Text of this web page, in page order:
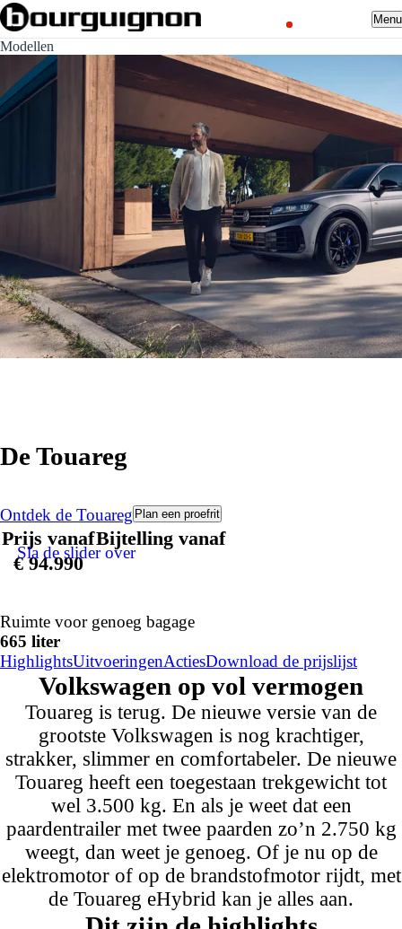
Menu
Modellen
De Touareg
Ontdek de Touareg Plan een proefrit
Prijs vanafBijtelling vanaf
€ 94.990
Sla de slider over
Ruimte voor genoeg bagage
665 liter
HighlightsUitvoeringenActiesDownload de prijslijst
Volkswagen op vol vermogen
Touareg is terug. De nieuwe versie van de
grootste Volkswagen is nog krachtiger,
strakker, slimmer en comfortabeler. De nieuwe
Touareg heeft een toegestaan trekgewicht tot
wel 3.500 kg. En als je weet dat een
paardentrailer met twee paarden zo’n 2.750 kg
weegt, dan weet je genoeg. Of je nu op de
elektromotor of op de brandstofmotor rijdt, met
de Touareg eHybrid kan je alles aan.